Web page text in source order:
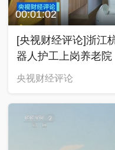
00:01:02
[央视财经评论]浙江
器人护工上岗养老院
央视财经评论